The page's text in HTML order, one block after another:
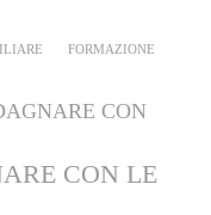
FORMAZIONE
CON
CON LE